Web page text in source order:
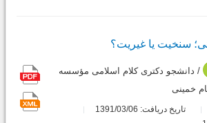
سنخیت یا غیریت؟
/ دانشجو دکتری کلام اسلامی مؤسسه
خمینی
تاریخ دریافت: 1391/03/06